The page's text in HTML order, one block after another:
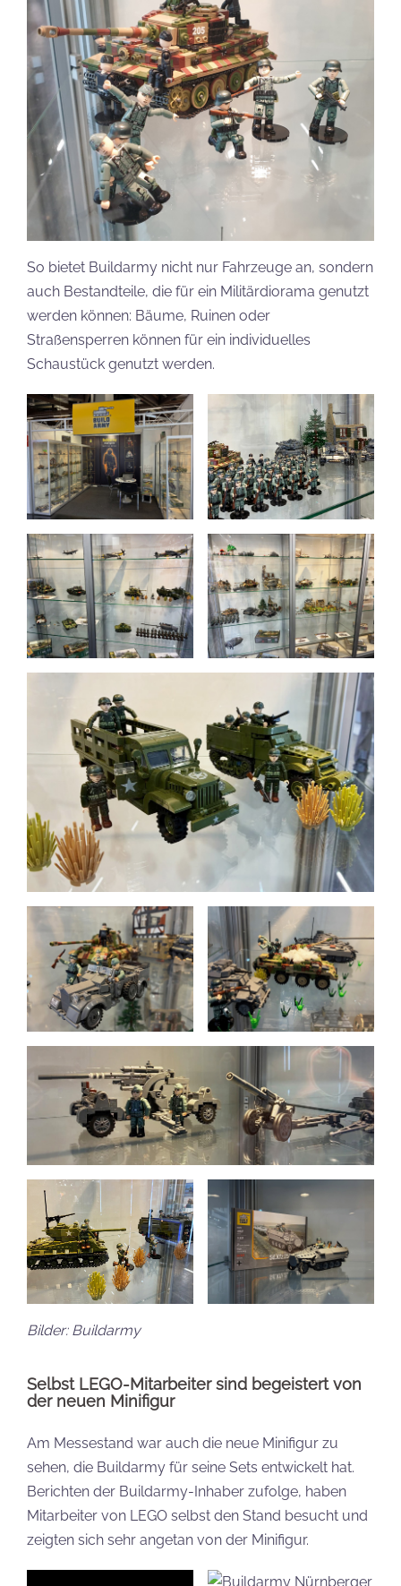
So bietet Buildarmy nicht nur Fahrzeuge an, sondern
auch Bestandteile, die für ein Militärdiorama genutzt
werden können: Bäume, Ruinen oder
Straßensperren können für ein individuelles
Schaustück genutzt werden.
Bilder: Buildarmy
Selbst LEGO-Mitarbeiter sind begeistert von
der neuen Minifigur
Am Messestand war auch die neue Minifigur zu
sehen, die Buildarmy für seine Sets entwickelt hat.
Berichten der Buildarmy-Inhaber zufolge, haben
Mitarbeiter von LEGO selbst den Stand besucht und
zeigten sich sehr angetan von der Minifigur.